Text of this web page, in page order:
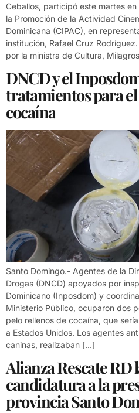
Ceballos, participó este martes
la Promoción de la Actividad
Dominicana (CIPAC), en
institución, Rafael Cruz
por la ministra de Cultura,
DNCD y el
tratamientos para
cocaína
Santo Domingo.- Agentes de la
Drogas (DNCD) apoyados por
Dominicano (Inposdom) y
Ministerio Público, ocuparon dos
pelo rellenos de cocaína, que
a Estados Unidos. Los agentes
caninas, realizaban […]
Alianza Rescate RD
candidatura a la
provincia Santo